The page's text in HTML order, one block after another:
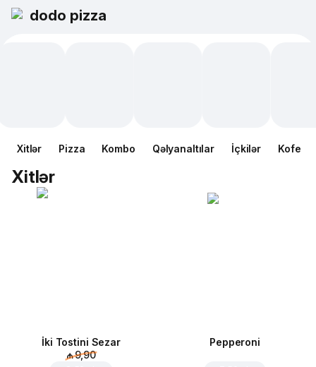
dodo pizza
Xitlər Pizza Kombo Qəlyanaltılar İçkilər Kofe
Xitlər
İki Tostini Sezar
₼ 9,90
Pepperoni